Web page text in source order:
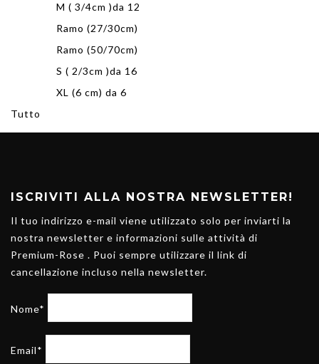
M ( 3/4cm )da 12
Ramo (27/30cm)
Ramo (50/70cm)
S ( 2/3cm )da 16
XL (6 cm) da 6
Tutto
ISCRIVITI ALLA NOSTRA NEWSLETTER!
Il tuo indirizzo e-mail viene utilizzato solo per inviarti la
nostra newsletter e informazioni sulle attività di
Premium-Rose . Puoi sempre utilizzare il link di
cancellazione incluso nella newsletter.
Nome*
Email*